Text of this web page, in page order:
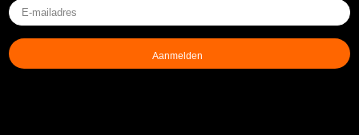
E-
mailadres
(Vereist)